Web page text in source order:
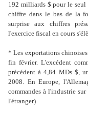
192 milliards $ pour le seul
chiffre dans le bas de la
surprise aux chiffres
l'exercice fiscal en cours
* Les exportations
fin février. L'excédent
précédent à 4,84 MDs $,
2008. En Europe,
commandes à l'industrie
l'étranger)